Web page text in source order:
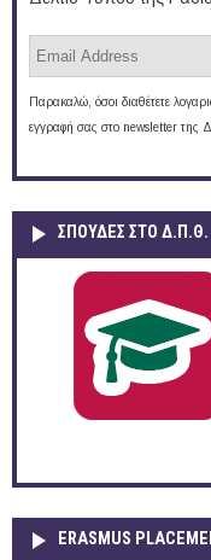
Παρακαλώ, όσοι διαθέτετε
εγγραφή σας στο newsletter της
ΣΠΟΥΔΈΣ ΣΤΟ Δ.Π.Θ.
ERASMUS